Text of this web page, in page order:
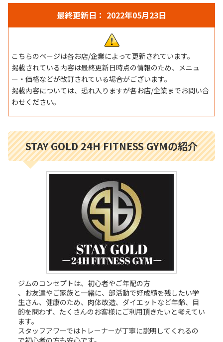
最終更新日： 2022年05月23日
こちらのページは各お店/企業によって更新されています。
掲載されている内容は最終更新日時点の情報のため、メニュ
ー・価格などが改訂されている場合がございます。
掲載内容については、恐れ入りますが各お店/企業までお問い合
わせください。
STAY GOLD 24H FITNESS GYMの紹介
ジムのコンセプトは、初心者やご年配の方
、お友達やご家族と一緒に、部活動で好成績を残したい学
生さん、健康のため、肉体改造、ダイエットなど年齢、目
的を問わず、たくさんのお客様にご利用頂きたいと考えてい
ます。
スタッフアワーではトレーナーが丁寧に説明してくれるの
で初心者の方も安心です。